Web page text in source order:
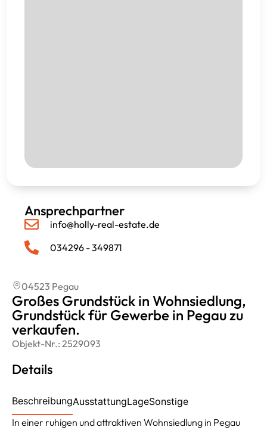
Ansprechpartner
info@holly-real-estate.de
034296 - 349871
04523 Pegau
Großes Grundstück in Wohnsiedlung,
Grundstück für Gewerbe in Pegau zu
verkaufen.
Objekt-Nr.: 2529093
Details
BeschreibungAusstattungLageSonstige
In einer ruhigen und attraktiven Wohnsiedlung in Pegau